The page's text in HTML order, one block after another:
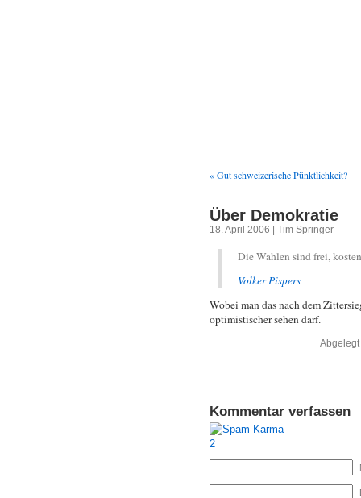
« Gut schweizerische Pünktlichkeit?
Über Demokratie
18. April 2006 | Tim Springer
Die Wahlen sind frei,
Volker Pispers
Wobei man das nach dem
optimistischer sehen darf.
Kommentar verfassen